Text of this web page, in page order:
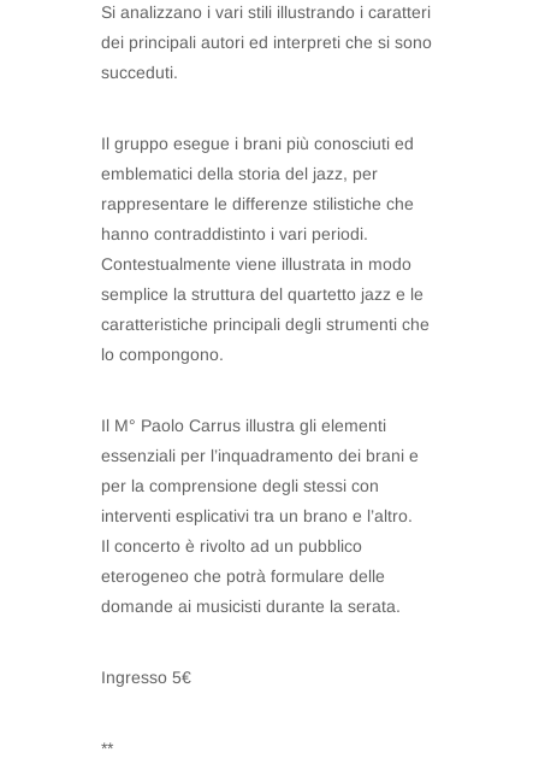
Si analizzano i vari stili illustrando i caratteri
dei principali autori ed interpreti che si sono
succeduti.
Il gruppo esegue i brani più conosciuti ed
emblematici della storia del jazz, per
rappresentare le differenze stilistiche che
hanno contraddistinto i vari periodi.
Contestualmente viene illustrata in modo
semplice la struttura del quartetto jazz e le
caratteristiche principali degli strumenti che
lo compongono.
Il M° Paolo Carrus illustra gli elementi
essenziali per l’inquadramento dei brani e
per la comprensione degli stessi con
interventi esplicativi tra un brano e l’altro.
Il concerto è rivolto ad un pubblico
eterogeneo che potrà formulare delle
domande ai musicisti durante la serata.
Ingresso 5€
**